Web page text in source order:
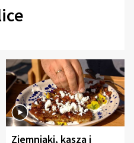
Ziemniaki, kasza i